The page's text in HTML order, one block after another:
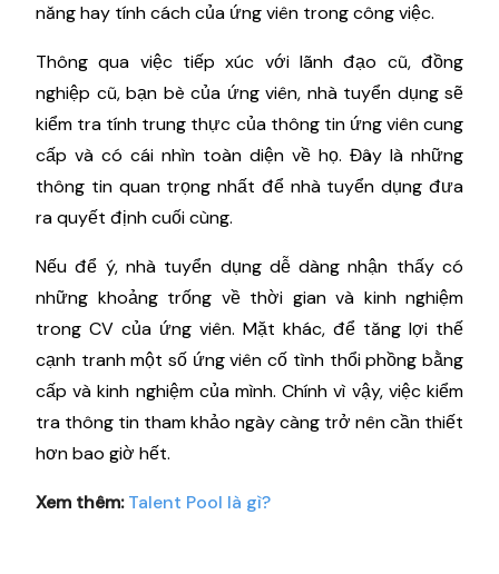
năng hay tính cách của ứng viên trong công việc.
Thông qua việc tiếp xúc với lãnh đạo cũ, đồng
nghiệp cũ, bạn bè của ứng viên, nhà tuyển dụng sẽ
kiểm tra tính trung thực của thông tin ứng viên cung
cấp và có cái nhìn toàn diện về họ. Đây là những
thông tin quan trọng nhất để nhà tuyển dụng đưa
ra quyết định cuối cùng.
Nếu để ý, nhà tuyển dụng dễ dàng nhận thấy có
những khoảng trống về thời gian và kinh nghiệm
trong CV của ứng viên. Mặt khác, để tăng lợi thế
cạnh tranh một số ứng viên cố tình thổi phồng bằng
cấp và kinh nghiệm của mình. Chính vì vậy, việc kiểm
tra thông tin tham khảo ngày càng trở nên cần thiết
hơn bao giờ hết.
Xem thêm: Talent Pool là gì?